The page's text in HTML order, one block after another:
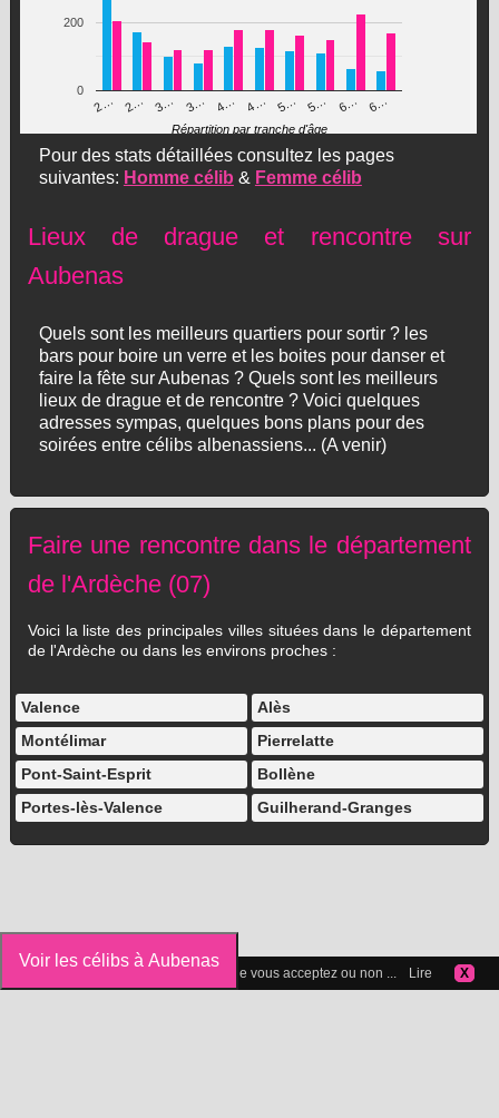
2… 2… 3… 3… 4… 4… 5… 5… 6… 6…
0
200
Répartition par tranche d'âge
Pour des stats détaillées consultez les pages
suivantes: Homme célib & Femme célib
Lieux de drague et rencontre sur
Aubenas
Quels sont les meilleurs quartiers pour sortir ? les
bars pour boire un verre et les boites pour danser et
faire la fête sur Aubenas ? Quels sont les meilleurs
lieux de drague et de rencontre ? Voici quelques
adresses sympas, quelques bons plans pour des
soirées entre célibs albenassiens... (A venir)
Faire une rencontre dans le département
de l'Ardèche (07)
Voici la liste des principales villes situées dans le département
de l'Ardèche ou dans les environs proches :
Valence
Alès
Montélimar
Pierrelatte
Pont-Saint-Esprit
Bollène
Portes-lès-Valence
Guilherand-Granges
Voir les célibs à Aubenas
Vous pouvez gérer les cookies que vous acceptez ou non ... Lire X